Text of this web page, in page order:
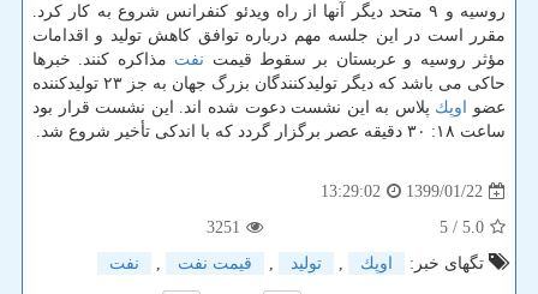
روسیه و ۹ متحد دیگر آنها از راه ویدئو كنفرانس شروع به كار كرد.
مقرر است در این جلسه مهم درباره توافق كاهش تولید و اقدامات
مؤثر روسیه و عربستان بر سقوط قیمت نفت مذاكره كنند. خبرها
حاكی می باشد كه دیگر تولیدكنندگان بزرگ جهان به جز ۲۳ تولیدكننده
عضو اوپك پلاس به این نشست دعوت شده اند. این نشست قرار بود
ساعت ۱۸: ۳۰ دقیقه عصر برگزار گردد كه با اندكی تأخیر شروع شد.
1399/01/22
13:29:02
5.0
/ 5
3251
تگهای خبر:
اوپك , تولید , قیمت نفت , نفت